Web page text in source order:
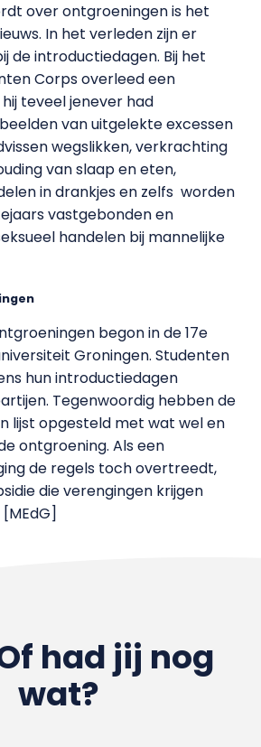
over ontgroeningen is het
In het verleden zijn er
de introductiedagen. Bij het
Corps overleed een
teveel jenever had
van uitgelekte excessen
wegslikken, verkrachting
van slaap en eten,
in drankjes en zelfs worden
vastgebonden en
handelen bij mannelijke
begon in de 17e
Groningen. Studenten
hun introductiedagen
Tegenwoordig hebben de
lijst opgesteld met wat wel en
ontgroening. Als een
de regels toch overtreedt,
die verengingen krijgen
had jij nog
wat?